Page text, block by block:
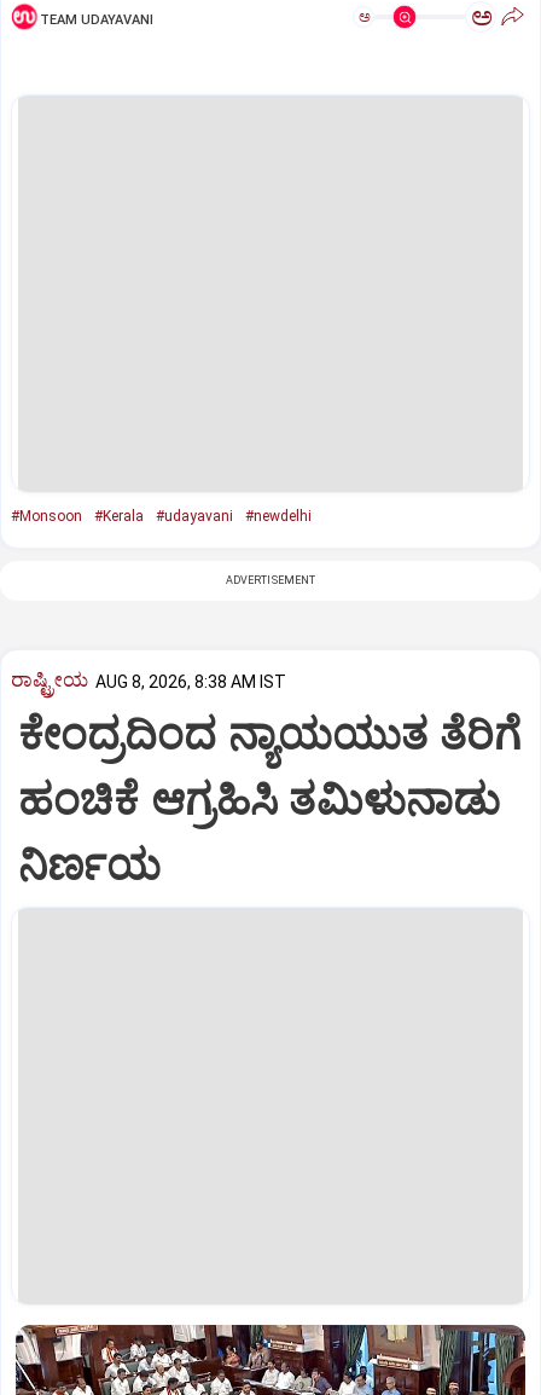
TEAM UDAYAVANI ಅ ಅ
#Monsoon #Kerala #udayavani #newdelhi
ADVERTISEMENT
ರಾಷ್ಟ್ರೀಯ AUG 8, 2026, 8:38 AM IST
ಕೇಂದ್ರದಿಂದ ನ್ಯಾಯಯುತ ತೆರಿಗೆ
ಹಂಚಿಕೆ ಆಗ್ರಹಿಸಿ ತಮಿಳುನಾಡು
ನಿರ್ಣಯ